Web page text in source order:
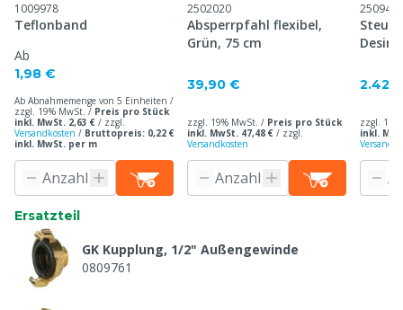
1009978
Teflonband
Ab
1,98 €
Ab Abnahmemenge von 5 Einheiten /
zzgl. 19% MwSt. / Preis pro Stück
inkl. MwSt. 2,63 € / zzgl.
Versandkosten / Bruttopreis: 0,22 €
inkl. MwSt. per m
2502020
Absperrpfahl flexibel,
Grün, 75 cm
39,90 €
zzgl. 19% MwSt. / Preis pro Stück
inkl. MwSt. 47,48 € / zzgl.
Versandkosten
2509440
zzgl.
inkl.
Ersatzteil
GK Kupplung, 1/2" Außengewinde
0809761